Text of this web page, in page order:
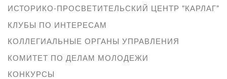
ИСТОРИКО-ПРОСВЕТИТЕЛЬСКИЙ ЦЕНТР "КАРЛАГ"
КЛУБЫ ПО ИНТЕРЕСАМ
КОЛЛЕГИАЛЬНЫЕ ОРГАНЫ УПРАВЛЕНИЯ
КОМИТЕТ ПО ДЕЛАМ МОЛОДЕЖИ
КОНКУРСЫ